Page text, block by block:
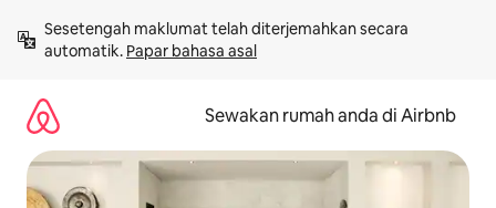
kandungan
Sesetengah maklumat telah diterjemahkan secara
automatik. Papar bahasa asal
Sewakan rumah anda di Airbnb